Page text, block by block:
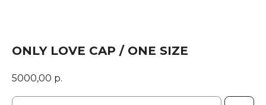
ONLY LOVE CAP / ONE SIZE
5000,00 р.